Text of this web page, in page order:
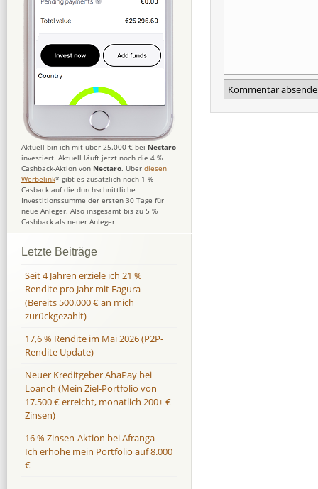
Aktuell bin ich mit über 25.000 € bei Nectaro
investiert. Aktuell läuft jetzt noch die 4 %
Cashback-Aktion von Nectaro. Über diesen
Werbelink* gibt es zusätzlich noch 1 %
Casback auf die durchschnittliche
Investitionssumme der ersten 30 Tage für
neue Anleger. Also insgesamt bis zu 5 %
Cashback als neuer Anleger
Letzte Beiträge
Seit 4 Jahren erziele ich 21 %
Rendite pro Jahr mit Fagura
(Bereits 500.000 € an mich
zurückgezahlt)
17,6 % Rendite im Mai 2026 (P2P-
Rendite Update)
Neuer Kreditgeber AhaPay bei
Loanch (Mein Ziel-Portfolio von
17.500 € erreicht, monatlich 200+ €
Zinsen)
16 % Zinsen-Aktion bei Afranga –
Ich erhöhe mein Portfolio auf 8.000
€